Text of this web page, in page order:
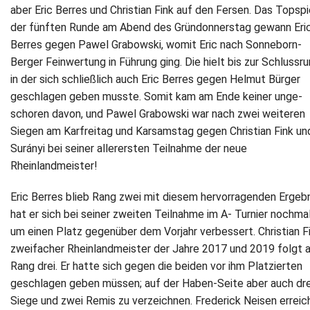
aber Eric Berres und Christian Fink auf den Fersen. Das
der fünften Runde am Abend des Gründonnerstag gewann
Berres gegen Pawel Grabowski, womit Eric nach Sonneborn-
Berger Feinwertung in Führung ging. Die hielt bis zur
in der sich schließlich auch Eric Berres gegen Helmut Bürger
geschlagen geben musste. Somit kam am Ende keiner unge-
schoren davon, und Pawel Grabowski war nach zwei weiteren
Siegen am Karfreitag und Karsamstag gegen Christian Fink
Surányi bei seiner allerersten Teilnahme der neue
Rheinlandmeister!
Eric Berres blieb Rang zwei mit diesem hervorragenden
hat er sich bei seiner zweiten Teilnahme im A- Turnier
um einen Platz gegenüber dem Vorjahr verbessert. Christian
zweifacher Rheinlandmeister der Jahre 2017 und 2019 folgt
Rang drei. Er hatte sich gegen die beiden vor ihm Platzierten
geschlagen geben müssen; auf der Haben-Seite aber auch
Siege und zwei Remis zu verzeichnen. Frederick Neisen